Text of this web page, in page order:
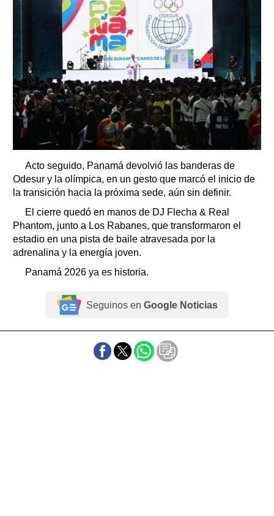
Acto seguido, Panamá devolvió las banderas de
Odesur y la olímpica, en un gesto que marcó el inicio de
la transición hacia la próxima sede, aún sin definir.
El cierre quedó en manos de DJ Flecha & Real
Phantom, junto a Los Rabanes, que transformaron el
estadio en una pista de baile atravesada por la
adrenalina y la energía joven.
Panamá 2026 ya es historia.
Seguinos en Google Noticias